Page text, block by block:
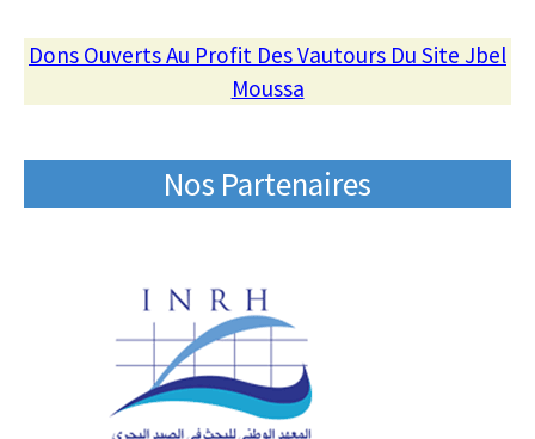
Dons Ouverts Au Profit Des Vautours Du Site Jbel
Moussa
Nos Partenaires